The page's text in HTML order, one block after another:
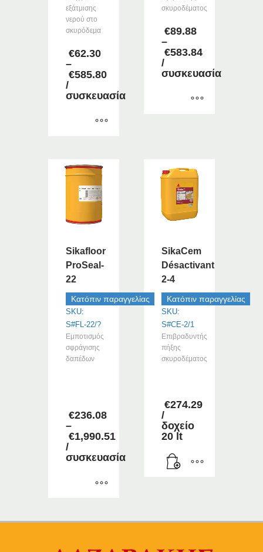
εξάτμισης
νερού στο
σκυρόδεμα
€62.30
–
€585.80
Price
range:
through
/
συσκευασία
προϊόν
πολλαπλές
επιλεγούν
προϊόντος
σκυροδέματος
€89.88
–
€583.84
Price
range:
through
/
συσκευασία
πολλαπλές
παραλλαγές.
επιλογές
μπορούν
επιλεγούν
σελίδα
προϊόντος
Sikafloor
ProSeal-
22
Κατόπιν παραγγελίας
SKU:
S#FL-22/?
Εμποτισμός
σφράγισης
δαπέδων
€236.08
–
€1,990.51
Price
range:
through
/
συσκευασία
SikaCem
Désactivant
2-4
Κατόπιν παραγγελίας
SKU:
S#CE-2/1
Επιβραδυντής
πήξης
σκυροδέματος
€274.29
/
δοχείο
20 lt